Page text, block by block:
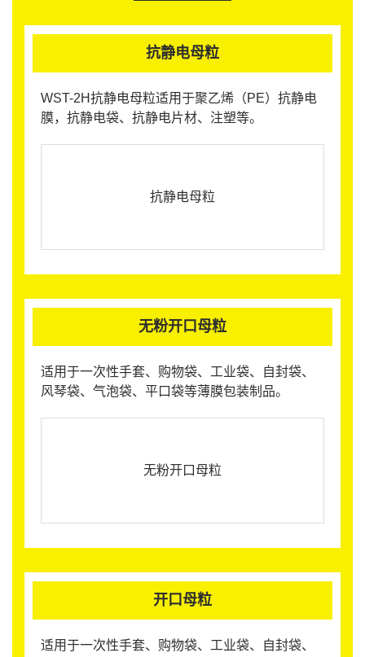
抗静电母粒
WST-2H抗静电母粒适用于聚乙烯（PE）抗静电
膜，抗静电袋、抗静电片材、注塑等。
抗静电母粒
无粉开口母粒
适用于一次性手套、购物袋、工业袋、自封袋、
风琴袋、气泡袋、平口袋等薄膜包装制品。
无粉开口母粒
开口母粒
适用于一次性手套、购物袋、工业袋、自封袋、